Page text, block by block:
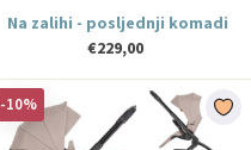
Na zalihi - posljednji komadi
€229,00
-10%